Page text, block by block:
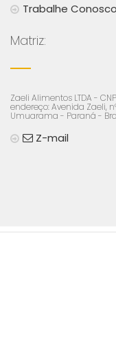
Trabalhe Conosco
Matriz:
Zaeli Alimentos LTDA -
endereço: Avenida Zaeli,
Umuarama - Paraná -
Z-mail